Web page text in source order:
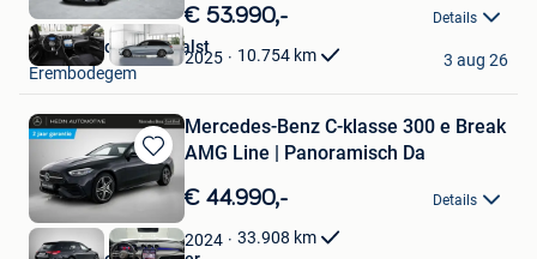
Mijn
Favorieten
€ 53.990,- Details
2025 10.754 km
Hedin Automotive Aalst
Erembodegem
3 aug 26
Bewaren
in
Favorieten
Mercedes-Benz C-klasse 300 e Break
AMG Line | Panoramisch Da
€ 44.990,- Details
2024 33.908 km